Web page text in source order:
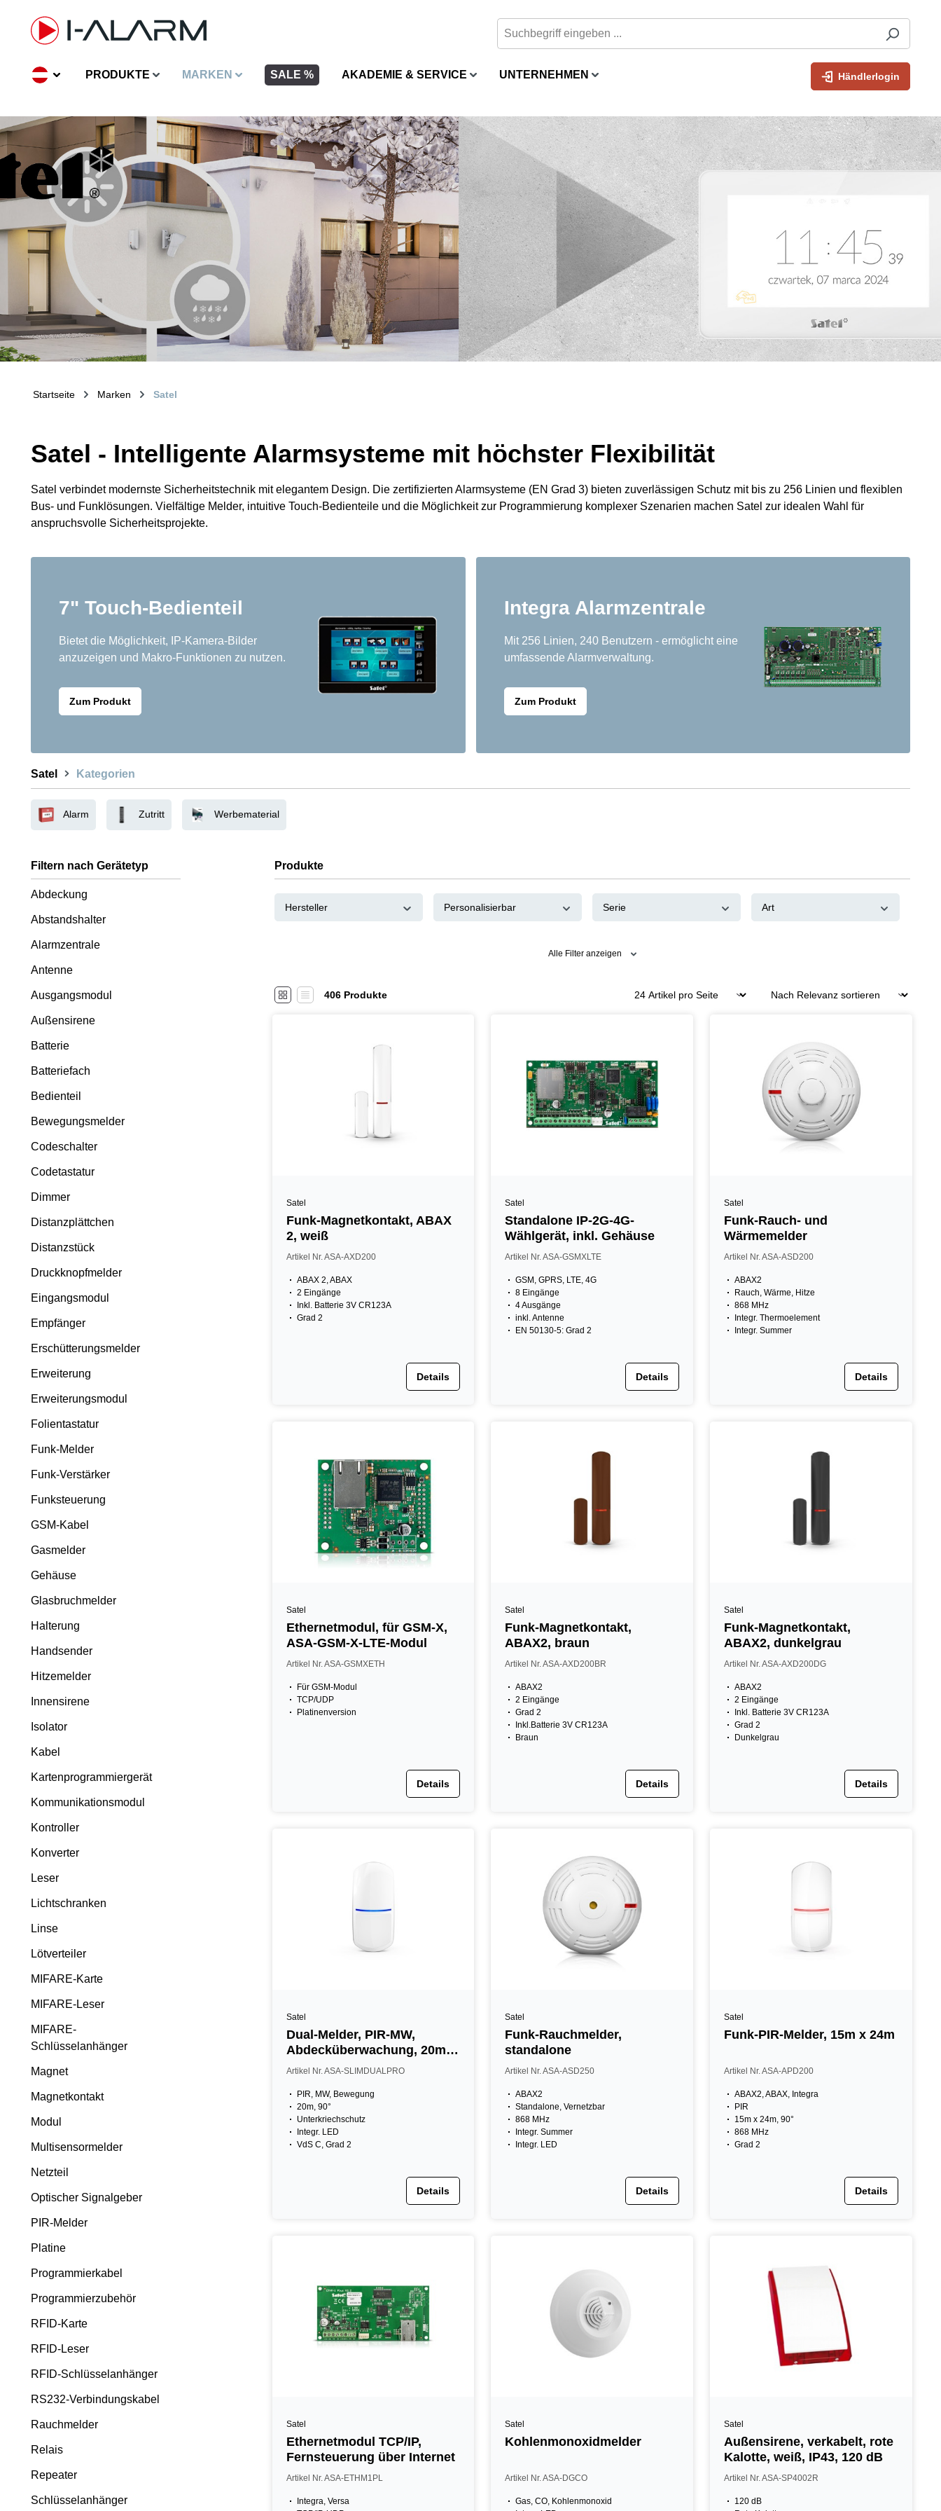
springen
PRODUKTE MARKEN SALE % AKADEMIE & SERVICE UNTERNEHMEN Händlerlogin
Startseite Marken Satel
Satel - Intelligente Alarmsysteme mit höchster Flexibilität
Satel verbindet modernste Sicherheitstechnik mit elegantem Design. Die zertifizierten Alarmsysteme (EN Grad 3) bieten zuverlässigen Schutz mit bis zu 256 Linien und flexiblen
Bus- und Funklösungen. Vielfältige Melder, intuitive Touch-Bedienteile und die Möglichkeit zur Programmierung komplexer Szenarien machen Satel zur idealen Wahl für
anspruchsvolle Sicherheitsprojekte.
7" Touch-Bedienteil
Bietet die Möglichkeit, IP-Kamera-Bilder
anzuzeigen und Makro-Funktionen zu nutzen.
Zum Produkt
Integra Alarmzentrale
Mit 256 Linien, 240 Benutzern - ermöglicht eine
umfassende Alarmverwaltung.
Zum Produkt
Satel Kategorien
Alarm Zutritt Werbematerial
Filtern nach Gerätetyp
Abdeckung
Abstandshalter
Alarmzentrale
Antenne
Ausgangsmodul
Außensirene
Batterie
Batteriefach
Bedienteil
Bewegungsmelder
Codeschalter
Codetastatur
Dimmer
Distanzplättchen
Distanzstück
Druckknopfmelder
Eingangsmodul
Empfänger
Erschütterungsmelder
Erweiterung
Erweiterungsmodul
Folientastatur
Funk-Melder
Funk-Verstärker
Funksteuerung
GSM-Kabel
Gasmelder
Gehäuse
Glasbruchmelder
Halterung
Handsender
Hitzemelder
Innensirene
Isolator
Kabel
Kartenprogrammiergerät
Kommunikationsmodul
Kontroller
Konverter
Leser
Lichtschranken
Linse
Lötverteiler
MIFARE-Karte
MIFARE-Leser
MIFARE-
Schlüsselanhänger
Magnet
Magnetkontakt
Modul
Multisensormelder
Netzteil
Optischer Signalgeber
PIR-Melder
Platine
Programmierkabel
Programmierzubehör
RFID-Karte
RFID-Leser
RFID-Schlüsselanhänger
RS232-Verbindungskabel
Rauchmelder
Relais
Repeater
Schlüsselanhänger
Produkte
Hersteller Personalisierbar Serie Art
Alle Filter anzeigen
406 Produkte
Satel
Funk-Magnetkontakt, ABAX
2, weiß
Artikel Nr. ASA-AXD200
ABAX 2, ABAX
2 Eingänge
Inkl. Batterie 3V CR123A
Grad 2
Details
Satel
Standalone IP-2G-4G-
Wählgerät, inkl. Gehäuse
Artikel Nr. ASA-GSMXLTE
GSM, GPRS, LTE, 4G
8 Eingänge
4 Ausgänge
inkl. Antenne
EN 50130-5: Grad 2
Details
Satel
Funk-Rauch- und
Wärmemelder
Artikel Nr. ASA-ASD200
ABAX2
Rauch, Wärme, Hitze
868 MHz
Integr. Thermoelement
Integr. Summer
Details
Satel
Ethernetmodul, für GSM-X,
ASA-GSM-X-LTE-Modul
Artikel Nr. ASA-GSMXETH
Für GSM-Modul
TCP/UDP
Platinenversion
Details
Satel
Funk-Magnetkontakt,
ABAX2, braun
Artikel Nr. ASA-AXD200BR
ABAX2
2 Eingänge
Grad 2
Inkl.Batterie 3V CR123A
Braun
Details
Satel
Funk-Magnetkontakt,
ABAX2, dunkelgrau
Artikel Nr. ASA-AXD200DG
ABAX2
2 Eingänge
Inkl. Batterie 3V CR123A
Grad 2
Dunkelgrau
Details
Satel
Dual-Melder, PIR-MW,
Abdecküberwachung, 20m,
EN Grad 3
Artikel Nr. ASA-SLIMDUALPRO
PIR, MW, Bewegung
20m, 90°
Unterkriechschutz
Integr. LED
VdS C, Grad 2
Details
Satel
Funk-Rauchmelder,
standalone
Artikel Nr. ASA-ASD250
ABAX2
Standalone, Vernetzbar
868 MHz
Integr. Summer
Integr. LED
Details
Satel
Funk-PIR-Melder, 15m x 24m
Artikel Nr. ASA-APD200
ABAX2, ABAX, Integra
PIR
15m x 24m, 90°
868 MHz
Grad 2
Details
Satel
Ethernetmodul TCP/IP,
Fernsteuerung über Internet
Artikel Nr. ASA-ETHM1PL
Integra, Versa
Satel
Kohlenmonoxidmelder
Artikel Nr. ASA-DGCO
Gas, CO, Kohlenmonoxid
Satel
Außensirene, verkabelt, rote
Kalotte, weiß, IP43, 120 dB
Artikel Nr. ASA-SP4002R
120 dB